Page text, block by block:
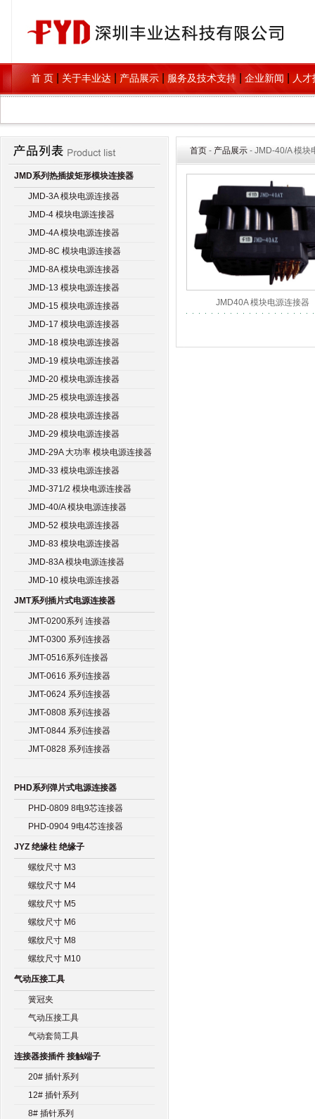
首 页 关于丰业达 产品展示 服务及技术支持 企业新闻 人
JMD系列热插拔矩形模块连接器
JMD-3A 模块电源连接器
JMD-4 模块电源连接器
JMD-4A 模块电源连接器
JMD-8C 模块电源连接器
JMD-8A 模块电源连接器
JMD-13 模块电源连接器
JMD-15 模块电源连接器
JMD-17 模块电源连接器
JMD-18 模块电源连接器
JMD-19 模块电源连接器
JMD-20 模块电源连接器
JMD-25 模块电源连接器
JMD-28 模块电源连接器
JMD-29 模块电源连接器
JMD-29A 大功率 模块电源连接器
JMD-33 模块电源连接器
JMD-371/2 模块电源连接器
JMD-40/A 模块电源连接器
JMD-52 模块电源连接器
JMD-83 模块电源连接器
JMD-83A 模块电源连接器
JMD-10 模块电源连接器
JMT系列插片式电源连接器
JMT-0200系列 连接器
JMT-0300 系列连接器
JMT-0516系列连接器
JMT-0616 系列连接器
JMT-0624 系列连接器
JMT-0808 系列连接器
JMT-0844 系列连接器
JMT-0828 系列连接器
PHD系列弹片式电源连接器
PHD-0809 8电9芯连接器
PHD-0904 9电4芯连接器
JYZ 绝缘柱 绝缘子
螺纹尺寸 M3
螺纹尺寸 M4
螺纹尺寸 M5
螺纹尺寸 M6
螺纹尺寸 M8
螺纹尺寸 M10
气动压接工具
簧冠夹
气动压接工具
气动套筒工具
连接器接插件 接触端子
20# 插针系列
12# 插针系列
8# 插针系列
首页 - 产品展示 - JMD-40/A 模块
JMD40A 模块电源连接器